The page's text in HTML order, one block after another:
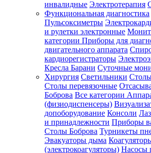
инвалидные Электротерапия
Функциональная диагностика
Пульсоксиметры
и рулетки электронные
категории Приборы для
двигательного аппарата
кардиорегистраторы
Кресла Барани Суточные
Хирургия Светильники
Столы перевязочные
Боброва Все категории
(физиодиспенсеры)
допоборудование Консоли
и принадлежности Приборы
Столы Боброва Турникеты
Эвакуаторы дыма
(электрокоагуляторы) Насосы